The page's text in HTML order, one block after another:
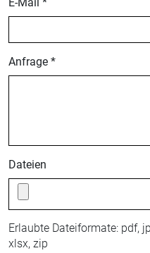
Anfrage *
Dateien
Erlaubte Dateiformate: pdf,
xlsx, zip